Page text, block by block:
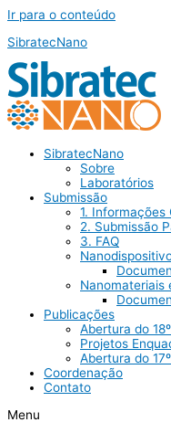
Ir para o conteúdo
SibratecNano
SibratecNano
Sobre
Laboratórios
Submissão
1. Informações
2. Submissão
3. FAQ
Nanomateriais
Publicações
Abertura do
Projetos
Abertura do
Coordenação
Contato
Menu